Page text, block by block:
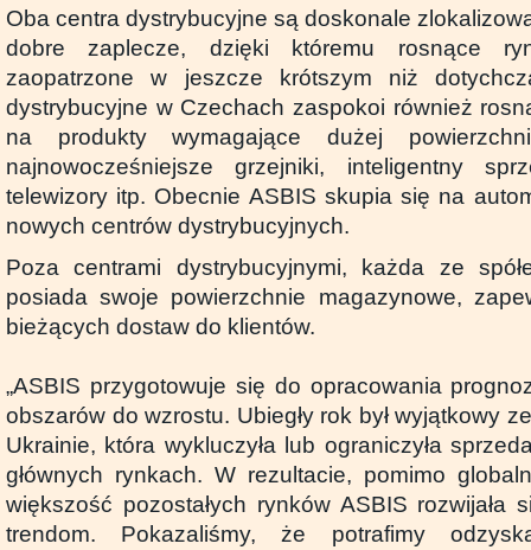
Oba centra dystrybucyjne są doskonale
dobre zaplecze, dzięki któremu rosnące
zaopatrzone w jeszcze krótszym niż
dystrybucyjne w Czechach zaspokoi również
na produkty wymagające dużej
najnowocześniejsze grzejniki, inteligentny
telewizory itp. Obecnie ASBIS skupia się na
nowych centrów dystrybucyjnych.
Poza centrami dystrybucyjnymi, każda ze
posiada swoje powierzchnie magazynowe,
bieżących dostaw do klientów.
„ASBIS przygotowuje się do opracowania
obszarów do wzrostu. Ubiegły rok był wyjątkowy
Ukrainie, która wykluczyła lub ograniczyła
głównych rynkach. W rezultacie, pomimo
większość pozostałych rynków ASBIS rozwijała
trendom. Pokazaliśmy, że potrafimy